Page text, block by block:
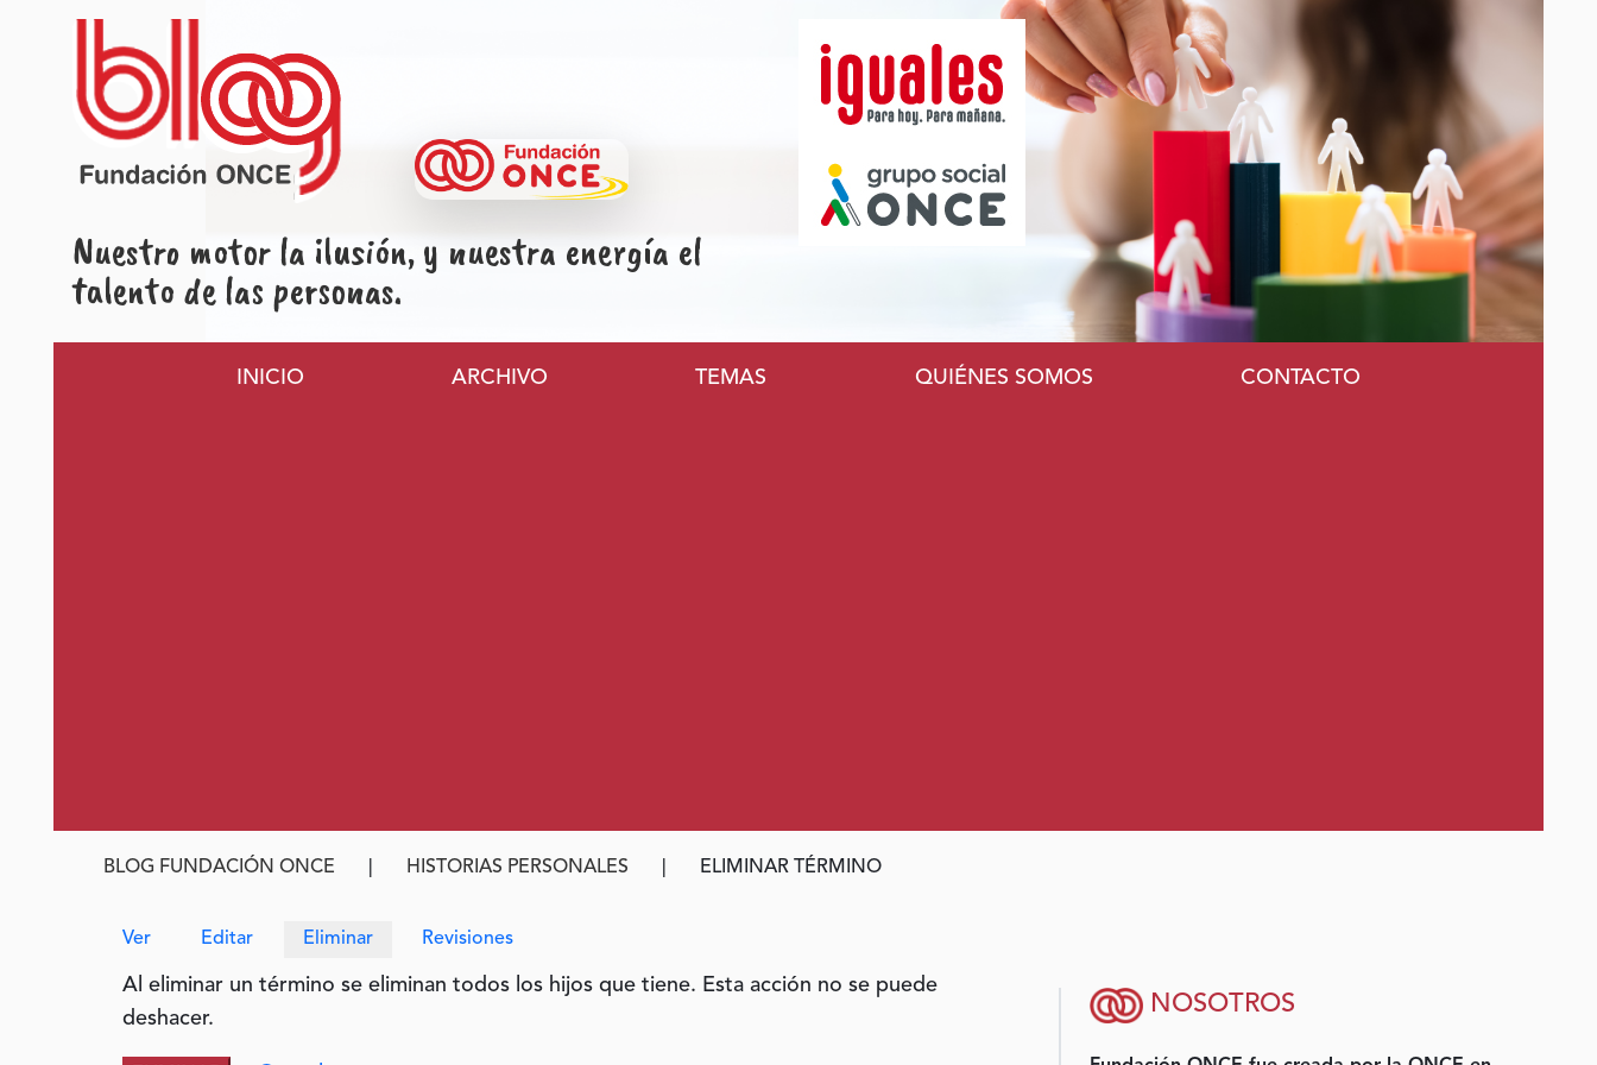
Pasar al contenido principal
Nuestro motor la ilusión, y nuestra energía el
talento de las personas.
Navegación principal
INICIO ARCHIVO TEMAS QUIÉNES SOMOS CONTACTO
Ruta de navegación
BLOG FUNDACIÓN ONCE HISTORIAS PERSONALES ELIMINAR TÉRMINO
Solapas principales
Ver Editar Eliminar Revisiones
Al eliminar un término se eliminan todos los hijos que tiene. Esta acción no se puede
deshacer.
NOSOTROS